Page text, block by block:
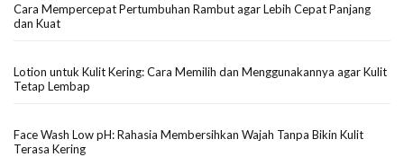
Cara Mempercepat Pertumbuhan Rambut agar Lebih Cepat Panjang
dan Kuat
Lotion untuk Kulit Kering: Cara Memilih dan Menggunakannya agar Kulit
Tetap Lembap
Face Wash Low pH: Rahasia Membersihkan Wajah Tanpa Bikin Kulit
Terasa Kering